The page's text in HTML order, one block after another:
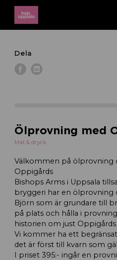
Dela
Ölprovning med
Mat & dryck
Välkommen på ölprovning
Oppigårds
Bishops Arms i Uppsala
bryggeri har en ölprovning
Björn som är grundare till
på plats och hålla i
historien om just
Vi kommer ha ett
det är först till kvarn som
I priset 395:- ingår en